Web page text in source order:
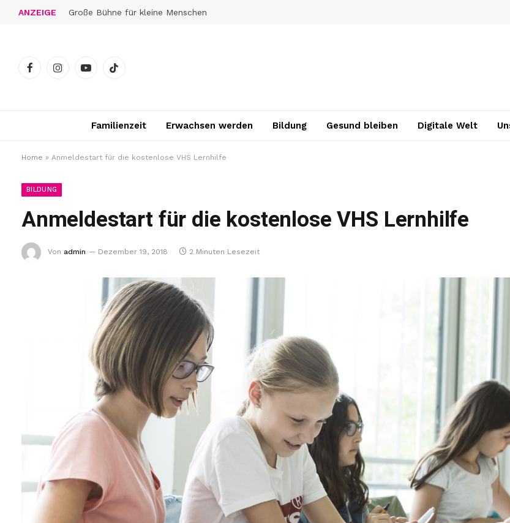
ANZEIGE Große Bühne für kleine Menschen
FacebookInstagramYouTubeTikTok
Familienzeit Erwachsen werden Bildung Gesund bleiben Digitale Welt
Home » Anmeldestart für die kostenlose VHS Lernhilfe
BILDUNG
Anmeldestart für die kostenlose VHS Lernhilfe
Von admin Dezember 19, 2018 2 Minuten Lesezeit